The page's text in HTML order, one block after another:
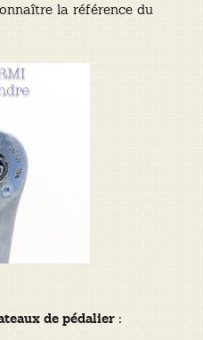
la référence du
de pédalier :